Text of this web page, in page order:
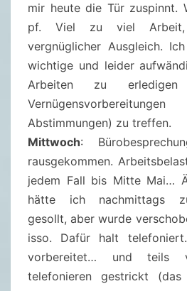
mir heute die Tür zuspinnt.
pf. Viel zu viel
vergnüglicher Ausgleich.
wichtige und leider
Arbeiten zu
Abstimmungen) zu treffen.
Mittwoch:
rausgekommen.
jedem Fall bis Mitte Mai…
hätte ich nachmittags
gesollt, aber wurde
isso. Dafür halt
vorbereitet… und teils
telefonieren gestrickt